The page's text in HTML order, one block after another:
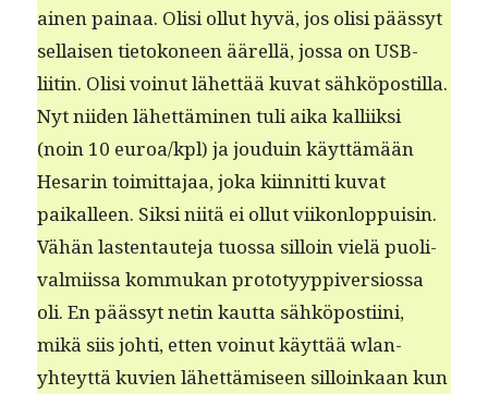
ainen painaa. Olisi ollut hyvä, jos olisi päässyt
sel­l­aisen tietokoneen äärel­lä, jos­sa on USB-
liitin. Olisi voin­ut lähet­tää kuvat sähkö­pos­til­la.
Nyt niiden lähet­tämi­nen tuli aika kalli­ik­si
(noin 10 euroa/kpl) ja jouduin käyt­tämään
Hesarin toimit­ta­jaa, joka kiin­nit­ti kuvat
paikalleen. Sik­si niitä ei ollut viikon­lop­puisin.
Vähän las­ten­taute­ja tuos­sa sil­loin vielä puo­li­
valmi­is­sa kom­mukan pro­to­tyyp­piver­sios­sa
oli. En päässyt netin kaut­ta sähkö­posti­i­ni,
mikä siis johti, etten voin­ut käyt­tää wlan-
yhteyt­tä kuvien lähet­tämiseen sil­loinkaan kun